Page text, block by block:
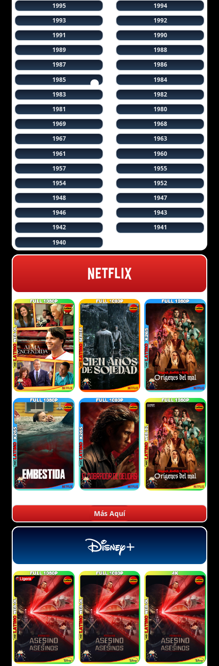
1995
1994
1993
1992
1991
1990
1989
1988
1987
1986
1985
1984
1983
1982
1981
1980
1969
1968
1967
1963
1961
1960
1957
1955
1954
1952
1948
1947
1946
1943
1942
1941
1940
Más Aquí